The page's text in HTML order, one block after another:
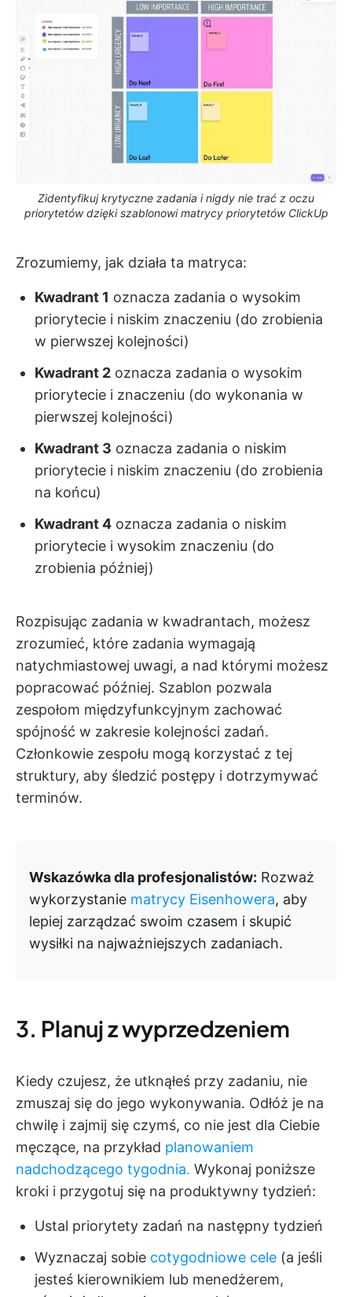
Zidentyfikuj krytyczne zadania i nigdy nie trać z oczu
priorytetów dzięki szablonowi matrycy priorytetów ClickUp
Zrozumiemy, jak działa ta matryca:
Kwadrant 1 oznacza zadania o wysokim
priorytecie i niskim znaczeniu (do zrobienia
w pierwszej kolejności)
Kwadrant 2 oznacza zadania o wysokim
priorytecie i znaczeniu (do wykonania w
pierwszej kolejności)
Kwadrant 3 oznacza zadania o niskim
priorytecie i niskim znaczeniu (do zrobienia
na końcu)
Kwadrant 4 oznacza zadania o niskim
priorytecie i wysokim znaczeniu (do
zrobienia później)
Rozpisując zadania w kwadrantach, możesz
zrozumieć, które zadania wymagają
natychmiastowej uwagi, a nad którymi możesz
popracować później. Szablon pozwala
zespołom międzyfunkcyjnym zachować
spójność w zakresie kolejności zadań.
Członkowie zespołu mogą korzystać z tej
struktury, aby śledzić postępy i dotrzymywać
terminów.
Wskazówka dla profesjonalistów: Rozważ
wykorzystanie matrycy Eisenhowera, aby
lepiej zarządzać swoim czasem i skupić
wysiłki na najważniejszych zadaniach.
3. Planuj z wyprzedzeniem
Kiedy czujesz, że utknąłeś przy zadaniu, nie
zmuszaj się do jego wykonywania. Odłóż je na
chwilę i zajmij się czymś, co nie jest dla Ciebie
męczące, na przykład planowaniem
nadchodzącego tygodnia. Wykonaj poniższe
kroki i przygotuj się na produktywny tydzień:
Ustal priorytety zadań na następny tydzień
Wyznaczaj sobie cotygodniowe cele (a jeśli
jesteś kierownikiem lub menedżerem,